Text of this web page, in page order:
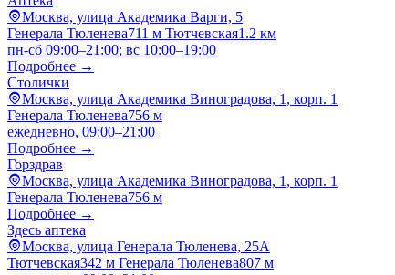
Москва, улица Академика Варги, 5
Генерала Тюленева711 м Тютчевская1.2 км
пн-сб 09:00–21:00; вс 10:00–19:00
Подробнее →
Столички
Москва, улица Академика Виноградова, 1, корп. 1
Генерала Тюленева756 м
ежедневно, 09:00–21:00
Подробнее →
Горздрав
Москва, улица Академика Виноградова, 1, корп. 1
Генерала Тюленева756 м
Подробнее →
Здесь аптека
Москва, улица Генерала Тюленева, 25А
Тютчевская342 м Генерала Тюленева807 м